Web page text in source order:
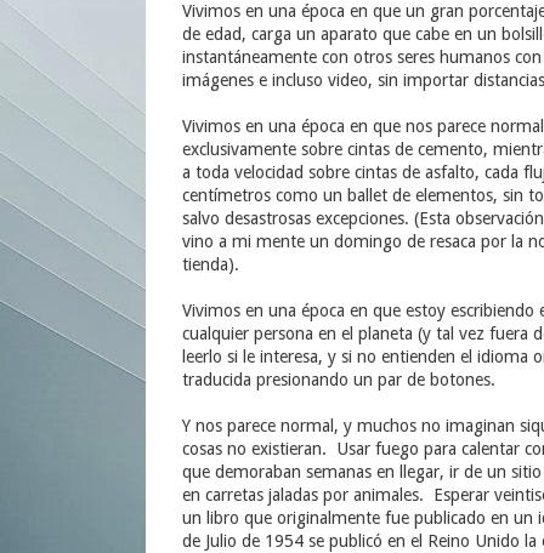
Vivimos en una época en que un gran
de edad, carga un aparato que cabe en un
instantáneamente con otros seres humanos
imágenes e incluso video, sin importar
Vivimos en una época en que nos parece
exclusivamente sobre cintas de cemento,
a toda velocidad sobre cintas de asfalto, cada
centímetros como un ballet de elementos, sin
salvo desastrosas excepciones. (Esta
vino a mi mente un domingo de resaca por la
tienda).
Vivimos en una época en que estoy
cualquier persona en el planeta (y tal vez fuera
leerlo si le interesa, y si no entienden el idioma
traducida presionando un par de botones.
Y nos parece normal, y muchos no imaginan
cosas no existieran. Usar fuego para calentar
que demoraban semanas en llegar, ir de un
en carretas jaladas por animales. Esperar
un libro que originalmente fue publicado en un
de Julio de 1954 se publicó en el Reino Unido